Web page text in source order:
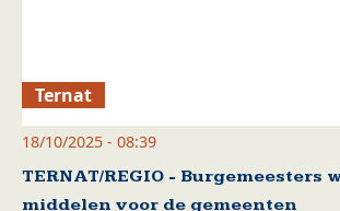
Ternat
18/10/2025 - 08:39
TERNAT/REGIO - Burgemeesters
middelen voor de gemeenten